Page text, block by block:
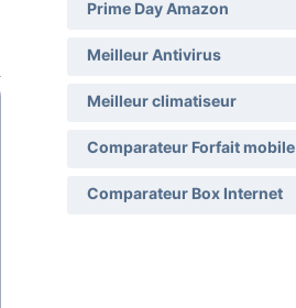
Prime Day Amazon
Meilleur Antivirus
Meilleur climatiseur
Comparateur Forfait mobile
Comparateur Box Internet